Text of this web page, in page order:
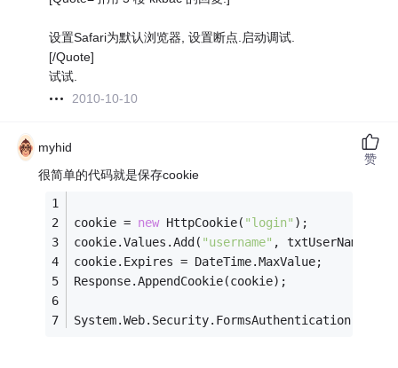
设置Safari为默认浏览器, 设置断点.启动调试.
[/Quote]
试试.
2010-10-10
myhid
很简单的代码就是保存cookie
cookie = new HttpCookie( "login" );
cookie.Values.Add( "username" ,
cookie.Expires = DateTime.MaxValue;
Response.AppendCookie(cookie);
赞